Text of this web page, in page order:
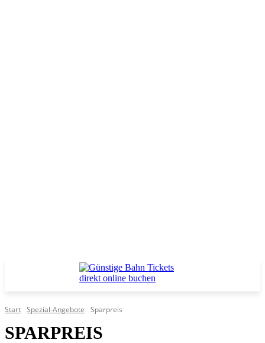
Start Spezial-Angebote Sparpreis
SPARPREIS